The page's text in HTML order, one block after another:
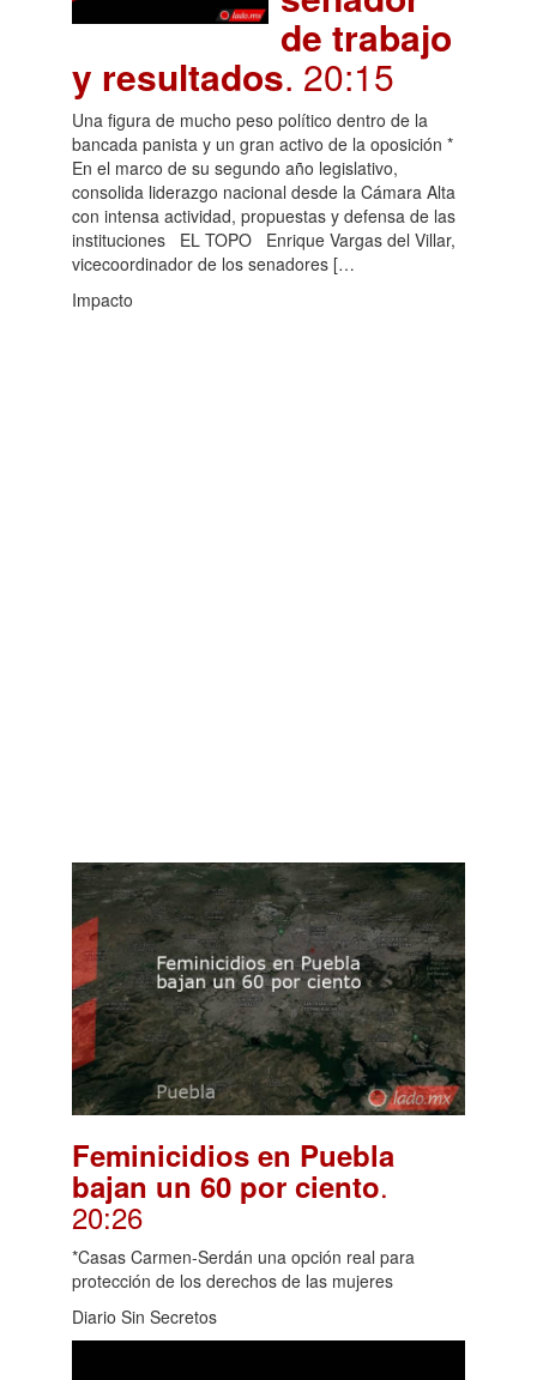
de trabajo
y resultados. 20:15
Una figura de mucho peso político dentro de la
bancada panista y un gran activo de la oposición *
En el marco de su segundo año legislativo,
consolida liderazgo nacional desde la Cámara Alta
con intensa actividad, propuestas y defensa de las
instituciones EL TOPO Enrique Vargas del Villar,
vicecoordinador de los senadores […
Impacto
Feminicidios en Puebla
bajan un 60 por ciento.
20:26
*Casas Carmen-Serdán una opción real para
protección de los derechos de las mujeres
Diario Sin Secretos